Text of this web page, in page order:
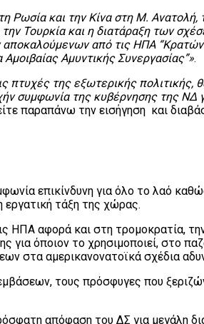
και την Κίνα στη Μ. Ανατολή,
Τουρκία και η διατάραξη των
αποκαλούμενων από τις ΗΠΑ
Αμυντικής Συνεργασίας”».
πτυχές της εξωτερικής πολιτικής,
συμφωνία της κυβέρνησης της
παραπάνω την εισήγηση και
επικίνδυνη για όλο το λαό καθώς
εργατική τάξη της χώρας.
αφορά και στη τρομοκρατία,
όποιον το χρησιμοποιεί, στο
στα αμερικανονατοϊκά σχέδια
τους πρόσφυγες που
απόφαση του ΔΣ για μεγάλη